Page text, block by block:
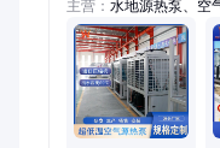
主营： 水地源热泵、空
冷模块、直膨式空调